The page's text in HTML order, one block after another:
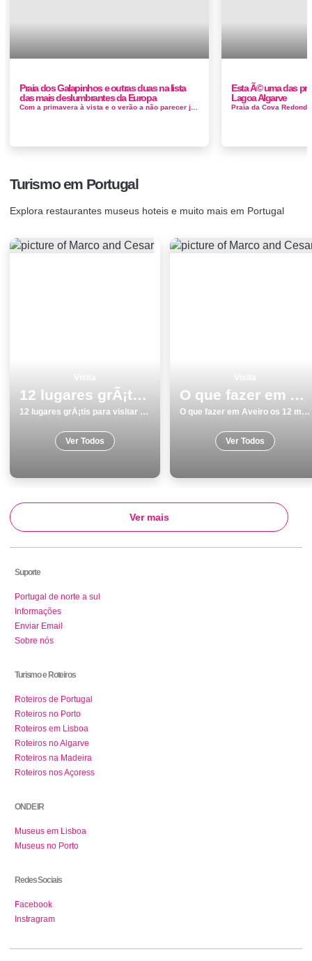
Praia dos Galapinhos e outras duas na lista
das mais deslumbrantes da Europa
Esta Ã© uma das
Lagoa Algarve
Turismo em Portugal
Explora restaurantes museus hoteis e muito mais em Portugal
12 lugares grÃ¡tis para visitar em Aveiro
12 lugares grÃ¡tis para visitar em Aveiro
Ver Todos
O que fazer em Aveiro os 12 melhores pontos turisticos
O que fazer em Aveiro os 12 melhores pontos turisticos
Ver Todos
Ver mais
Suporte
Portugal de norte a sul
Informações
Enviar Email
Sobre nós
Turismo e Roteiros
Roteiros de Portugal
Roteiros no Porto
Roteiros em Lisboa
Roteiros no Algarve
Roteiros na Madeira
Roteiros nos Açoress
ONDE IR
Museus em Lisboa
Museus no Porto
Redes Sociais
Facebook
Instragram